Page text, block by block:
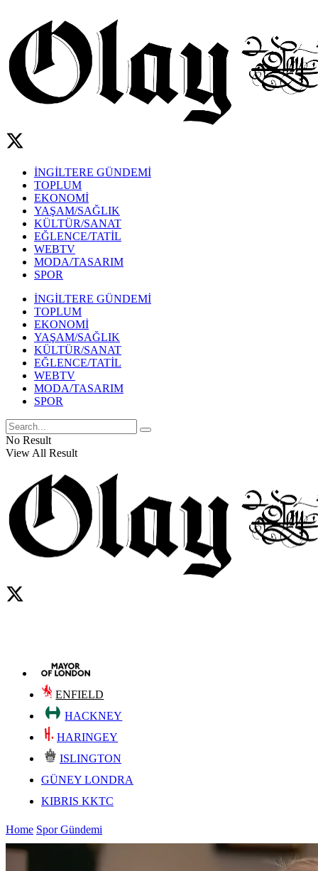
İNGİLTERE GÜNDEMİ
TOPLUM
EKONOMİ
YAŞAM/SAĞLIK
KÜLTÜR/SANAT
EĞLENCE/TATİL
WEBTV
MODA/TASARIM
SPOR
İNGİLTERE GÜNDEMİ
TOPLUM
EKONOMİ
YAŞAM/SAĞLIK
KÜLTÜR/SANAT
EĞLENCE/TATİL
WEBTV
MODA/TASARIM
SPOR
No Result
View All Result
ENFIELD
HACKNEY
HARINGEY
ISLINGTON
GÜNEY LONDRA
KIBRIS KKTC
Home Spor Gündemi